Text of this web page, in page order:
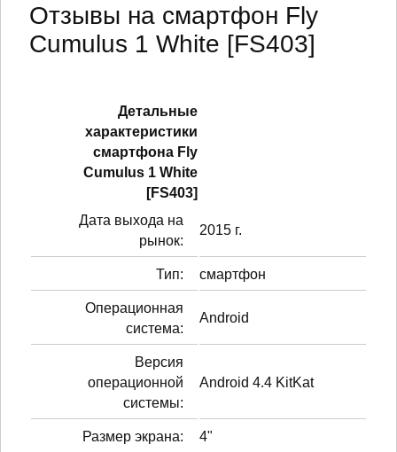
Отзывы на смартфон Fly
Cumulus 1 White [FS403]
Детальные
характеристики
смартфонa Fly
Cumulus 1 White
[FS403]
Дата выхода на
рынок:
2015 г.
Тип: смартфон
Операционная
система:
Android
Версия
операционной
системы:
Android 4.4 KitKat
Размер экрана: 4"